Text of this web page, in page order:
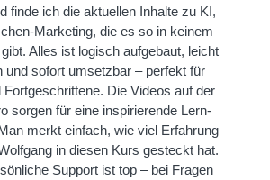
finde ich die aktuellen Inhalte zu KI,
Marketing, die es so in keinem
Alles ist logisch aufgebaut, leicht
und sofort umsetzbar – perfekt für
Fortgeschrittene. Die Videos auf der
sorgen für eine inspirierende Lern-
merkt einfach, wie viel Erfahrung
in diesen Kurs gesteckt hat.
Support ist top – bei Fragen